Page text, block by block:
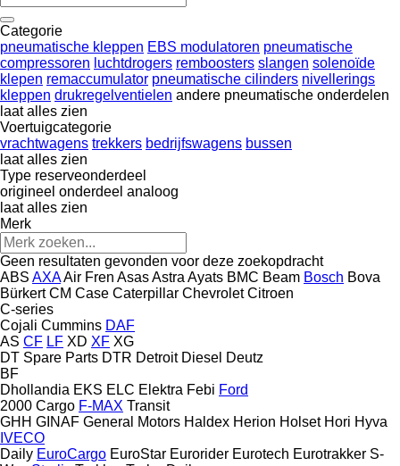
Categorie
pneumatische kleppen EBS modulatoren pneumatische
compressoren luchtdrogers remboosters slangen solenoïde
klepen remaccumulator pneumatische cilinders nivellerings
kleppen drukregelventielen andere pneumatische onderdelen
laat alles zien
Voertuigcategorie
vrachtwagens trekkers bedrijfswagens bussen
laat alles zien
Type reserveonderdeel
origineel onderdeel analoog
laat alles zien
Merk
Geen resultaten gevonden voor deze zoekopdracht
ABS AXAAir Fren AsasAstra Ayats BMC Beam Bosch Bova
Bürkert CM Case Caterpillar Chevrolet Citroen
C-series
Cojali Cummins DAF
AS CF LF XD XF XG
DT Spare Parts DTR Detroit Diesel Deutz
BF
Dhollandia EKS ELC Elektra Febi Ford
2000 Cargo F-MAX Transit
GHH GINAF General Motors Haldex Herion Holset Hori Hyva
IVECO
Daily EuroCargo EuroStar Eurorider Eurotech Eurotrakker S-